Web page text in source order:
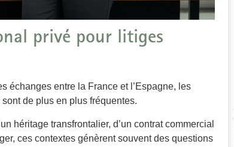
privé pour litiges
échanges entre la France et l’Espagne, les
de plus en plus fréquentes.
héritage transfrontalier, d’un contrat commercial
ces contextes génèrent souvent des questions